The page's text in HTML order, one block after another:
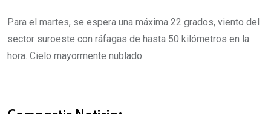
Para el martes, se espera una máxima 22 grados, viento del
sector suroeste con ráfagas de hasta 50 kilómetros en la
hora. Cielo mayormente nublado.